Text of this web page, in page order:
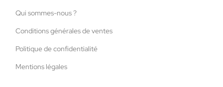
Qui sommes-nous ?
Conditions générales de ventes
Politique de confidentialité
Mentions légales